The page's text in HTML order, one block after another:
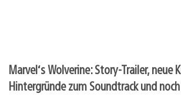
Marvel‘s Wolverine: Story-Trailer, neue
Hintergründe zum Soundtrack und